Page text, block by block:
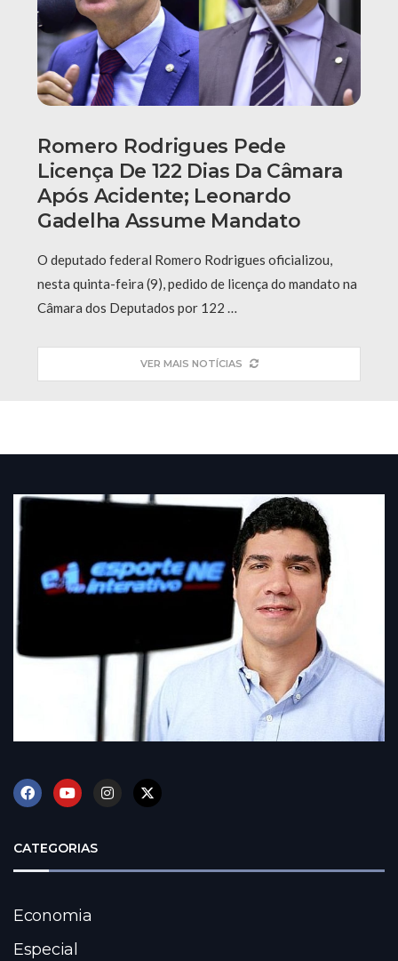
Romero Rodrigues Pede
Licença De 122 Dias Da Câmara
Após Acidente; Leonardo
Gadelha Assume Mandato
O deputado federal Romero Rodrigues oficializou,
nesta quinta-feira (9), pedido de licença do mandato na
Câmara dos Deputados por 122 …
VER MAIS NOTÍCIAS
CATEGORIAS
Economia
Especial